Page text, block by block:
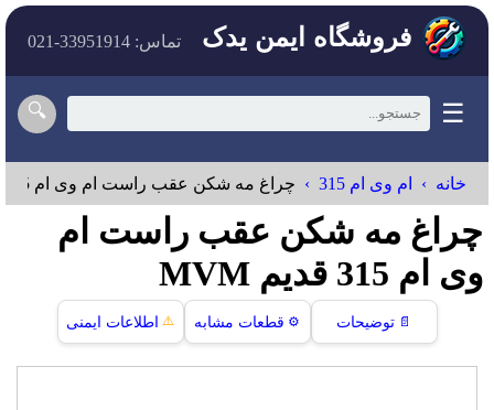
فروشگاه ایمن یدک تماس: 33951914-021
☰
🔍
خانه ام وی ام 315 چراغ مه شکن عقب راست ام وی ام 315 قدیم
چراغ مه شکن عقب راست ام
وی ام 315 قدیم MVM
📄 توضیحات ⚙️ قطعات مشابه ⚠️ اطلاعات ایمنی